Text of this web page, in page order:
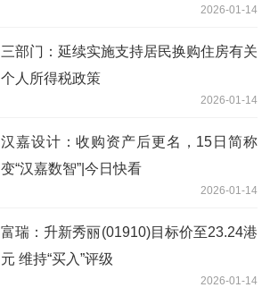
2026-01-14
三部门：延续实施支持居民换购住房有关
个人所得税政策
2026-01-14
汉嘉设计：收购资产后更名，15日简称
变“汉嘉数智”|今日快看
2026-01-14
富瑞：升新秀丽(01910)目标价至23.24港
元 维持“买入”评级
2026-01-14